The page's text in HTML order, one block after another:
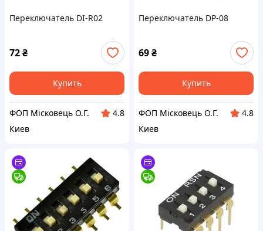
Переключатель DI-R02
72₴
Купить
ФОП Місковець О.Г.
4.8
Киев
Переключатель DP-08
69₴
Купить
ФОП Місковець О.Г.
4.8
Киев